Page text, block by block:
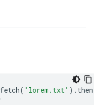
fetch( 'lorem.txt' ). then